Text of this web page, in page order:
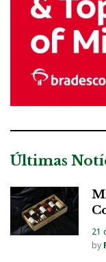
Últimas
21
by